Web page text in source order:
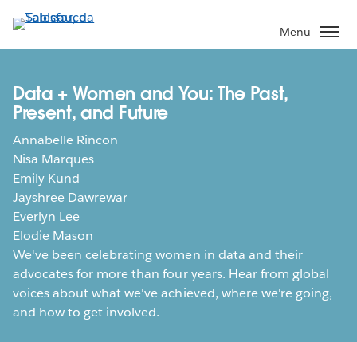
Pular
para
o
principal
Menu
Data + Women and You: The Past,
Present, and Future
Annabelle Rincon
Nisa Marques
Emily Kund
Jayshree Dawrewar
Everlyn Lee
Elodie Mason
We've been celebrating women in data and their
advocates for more than four years. Hear from global
voices about what we've achieved, where we're going,
and how to get involved.